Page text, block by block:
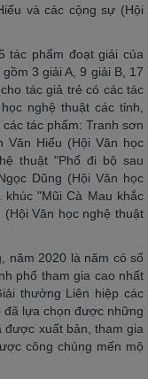
và các cộng sự (Hội
tác phẩm đoạt giải của
3 giải A, 9 giải B, 17
tác giả trẻ có các tác
nghệ thuật các tỉnh,
tác phẩm: Tranh sơn
Văn Hiếu (Hội Văn học
thuật "Phố đi bộ sau
Dũng (Hội Văn học
"Mũi Cà Mau khắc
Văn học nghệ thuật
năm 2020 là năm có số
phố tham gia cao nhất
thưởng Liên hiệp các
đã lựa chọn được những
được xuất bản, tham gia
công chúng mến mộ